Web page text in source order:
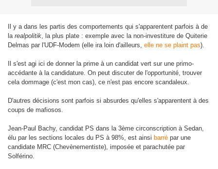
Il y a dans les partis des comportements qui s'apparentent parfois à de
la realpolitik, la plus plate : exemple avec la non-investiture de Quiterie
Delmas par l'UDF-Modem (elle ira loin d'ailleurs, elle ne se plaint pas).
Il s'est agi ici de donner la prime à un candidat vert sur une primo-
accédante à la candidature. On peut discuter de l'opportunité, trouver
cela dommage (c'est mon cas), ce n'est pas encore scandaleux.
D'autres décisions sont parfois si absurdes qu'elles s'apparentent à des
coups de mafiosos.
Jean-Paul Bachy, candidat PS dans la 3ème circonscription à Sedan,
élu par les sections locales du PS à 98%, est ainsi barré par une
candidate MRC (Chevènementiste), imposée et parachutée par
Solférino.